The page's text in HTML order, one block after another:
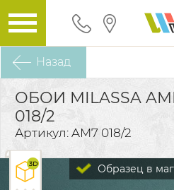
Назад
ОБОИ MILASSA
018/2
Артикул: AM7 018/2
Образец в